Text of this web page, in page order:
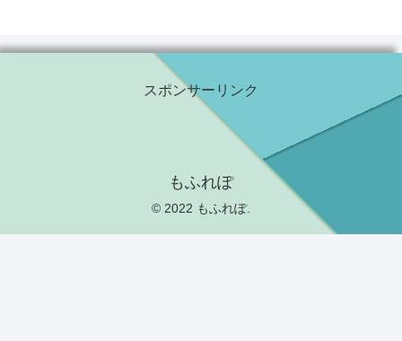
スポンサーリンク
もふれぽ
© 2022 もふれぽ.